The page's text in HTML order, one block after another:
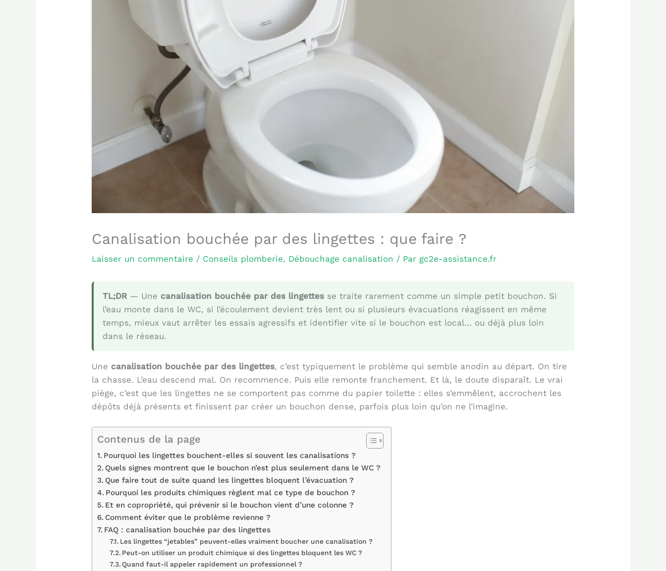
Canalisation bouchée par des lingettes : que faire ?
Laisser un commentaire / Conseils plomberie, Débouchage canalisation / Par gc2e-assistance.fr
TL;DR — Une canalisation bouchée par des lingettes se traite rarement comme un simple petit bouchon. Si
l’eau monte dans le WC, si l’écoulement devient très lent ou si plusieurs évacuations réagissent en même
temps, mieux vaut arrêter les essais agressifs et identifier vite si le bouchon est local… ou déjà plus loin
dans le réseau.
Une canalisation bouchée par des lingettes, c’est typiquement le problème qui semble anodin au départ. On tire
la chasse. L’eau descend mal. On recommence. Puis elle remonte franchement. Et là, le doute disparaît. Le vrai
piège, c’est que les lingettes ne se comportent pas comme du papier toilette : elles s’emmêlent, accrochent les
dépôts déjà présents et finissent par créer un bouchon dense, parfois plus loin qu’on ne l’imagine.
Contenus de la page
Pourquoi les lingettes bouchent-elles si souvent les canalisations ?
Quels signes montrent que le bouchon n’est plus seulement dans le WC ?
Que faire tout de suite quand les lingettes bloquent l’évacuation ?
Pourquoi les produits chimiques règlent mal ce type de bouchon ?
Et en copropriété, qui prévenir si le bouchon vient d’une colonne ?
Comment éviter que le problème revienne ?
FAQ : canalisation bouchée par des lingettes
Les lingettes “jetables” peuvent-elles vraiment boucher une canalisation ?
Peut-on utiliser un produit chimique si des lingettes bloquent les WC ?
Quand faut-il appeler rapidement un professionnel ?